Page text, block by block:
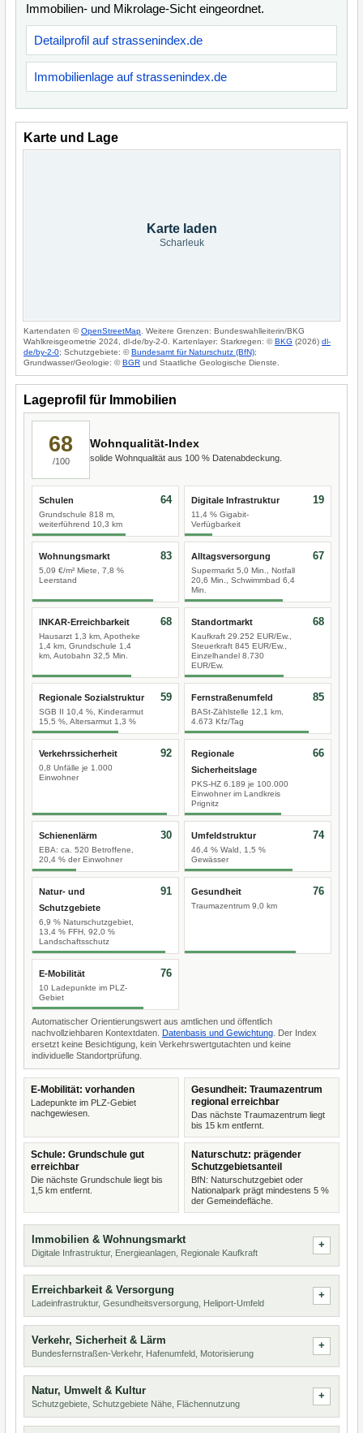
Immobilien- und Mikrolage-Sicht eingeordnet.
Detailprofil auf strassenindex.de
Immobilienlage auf strassenindex.de
Karte und Lage
Karte laden
Scharleuk
Kartendaten ©OpenStreetMap . Weitere Grenzen: Bundeswahlleiterin/BKG
Wahlkreisgeometrie 2024, dl-de/by-2-0. Kartenlayer: Starkregen: ©BKG (2026) dl-
de/by-2-0; Schutzgebiete: ©Bundesamt für Naturschutz (BfN);
Grundwasser/Geologie: ©BGR und Staatliche Geologische Dienste.
Lageprofil für Immobilien
68
/100
Wohnqualität-Index
solide Wohnqualität aus 100 % Datenabdeckung.
Schulen
Grundschule 818 m,
weiterführend 10,3 km
64 Digitale Infrastruktur
11,4 % Gigabit-
Verfügbarkeit
19
Wohnungsmarkt
5,09 €/m² Miete, 7,8 %
Leerstand
83 Alltagsversorgung
Supermarkt 5,0 Min., Notfall
20,6 Min., Schwimmbad 6,4
Min.
67
INKAR-Erreichbarkeit
Hausarzt 1,3 km, Apotheke
1,4 km, Grundschule 1,4
km, Autobahn 32,5 Min.
68 Standortmarkt
Kaufkraft 29.252 EUR/Ew.,
Steuerkraft 845 EUR/Ew.,
Einzelhandel 8.730
EUR/Ew.
68
Regionale Sozialstruktur
SGB II 10,4 %, Kinderarmut
15,5 %, Altersarmut 1,3 %
59 Fernstraßenumfeld
BASt-Zählstelle 12,1 km,
4.673 Kfz/Tag
85
Verkehrssicherheit
0,8 Unfälle je 1.000
Einwohner
92
Regionale
Sicherheitslage
PKS-HZ 6.189 je 100.000
Einwohner im Landkreis
Prignitz
66
Schienenlärm
EBA: ca. 520 Betroffene,
20,4 % der Einwohner
30 Umfeldstruktur
46,4 % Wald, 1,5 %
Gewässer
74
Natur- und
Schutzgebiete
6,9 % Naturschutzgebiet,
13,4 % FFH, 92,0 %
Landschaftsschutz
91 Gesundheit
Traumazentrum 9,0 km
76
E-Mobilität
10 Ladepunkte im PLZ-
Gebiet
76
Automatischer Orientierungswert aus amtlichen und öffentlich
nachvollziehbaren Kontextdaten. Datenbasis und Gewichtung . Der Index
ersetzt keine Besichtigung, kein Verkehrswertgutachten und keine
individuelle Standortprüfung.
E-Mobilität: vorhanden
Ladepunkte im PLZ-Gebiet
nachgewiesen.
Gesundheit: Traumazentrum
regional erreichbar
Das nächste Traumazentrum liegt
bis 15 km entfernt.
Schule: Grundschule gut
erreichbar
Die nächste Grundschule liegt bis
1,5 km entfernt.
Naturschutz: prägender
Schutzgebietsanteil
BfN: Naturschutzgebiet oder
Nationalpark prägt mindestens 5 %
der Gemeindefläche.
Immobilien & Wohnungsmarkt
Digitale Infrastruktur, Energieanlagen, Regionale Kaufkraft
Erreichbarkeit & Versorgung
Ladeinfrastruktur, Gesundheitsversorgung, Heliport-Umfeld
Verkehr, Sicherheit & Lärm
Bundesfernstraßen-Verkehr, Hafenumfeld, Motorisierung
Natur, Umwelt & Kultur
Schutzgebiete, Schutzgebiete Nähe, Flächennutzung